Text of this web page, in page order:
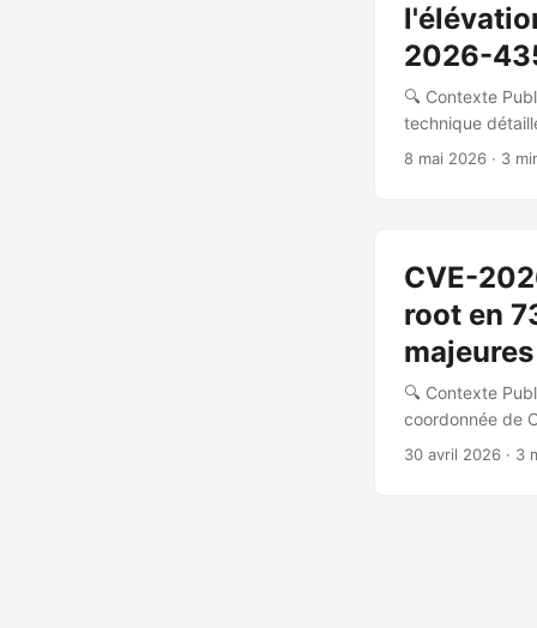
2026-
🔍 Contexte
technique
sur la majorité
fonction
l’attribut
8 mai 2026 · 3
CVE-
root en
majeures
🔍 Contexte
coordonnée de
(Theori) avec
30 avril 2026 · 3